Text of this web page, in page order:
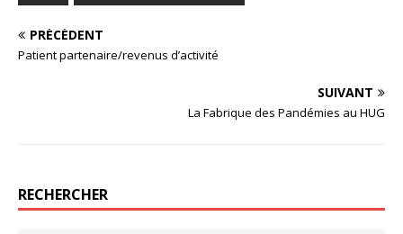
PRÉCÉDENT
Patient partenaire/revenus d’activité
SUIVANT
La Fabrique des Pandémies au HUG
RECHERCHER